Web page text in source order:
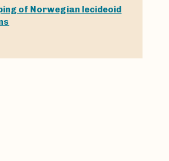
of Norwegian lecideoid